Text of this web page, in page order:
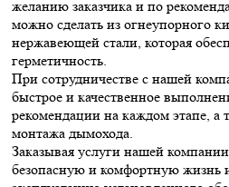
желанию заказчика и по
можно сделать из огнеупорного
нержавеющей стали, которая
герметичность.
При сотрудничестве с нашей
быстрое и качественное
рекомендации на каждом этапе, а
монтажа дымохода.
Заказывая услуги нашей
безопасную и комфортную жизнь